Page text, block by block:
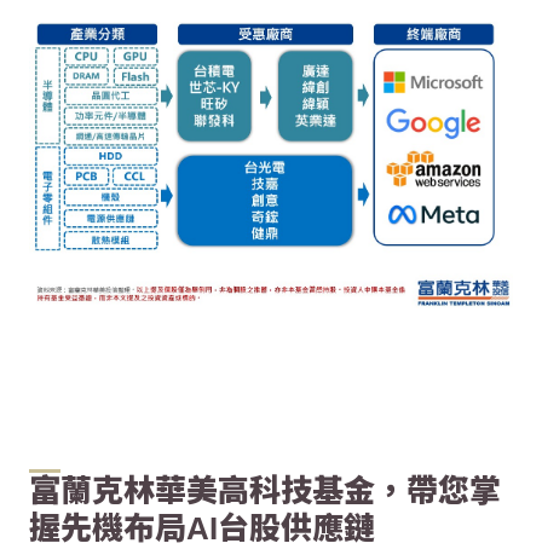
富蘭克林華美高科技基金，帶您掌
握先機布局AI台股供應鏈